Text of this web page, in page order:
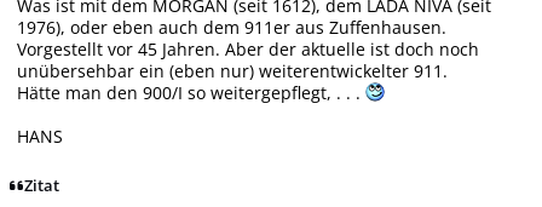
Was ist mit dem MORGAN (seit 1612), dem LADA NIVA (seit
1976), oder eben auch dem 911er aus Zuffenhausen.
Vorgestellt vor 45 Jahren. Aber der aktuelle ist doch noch
unübersehbar ein (eben nur) weiterentwickelter 911.
Hätte man den 900/I so weitergepflegt, . . .
HANS
Zitat